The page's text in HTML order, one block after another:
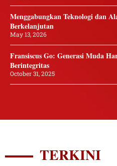
Menggabungkan Teknologi dan
Berkelanjutan
May 13, 2026
Fransiscus Go: Generasi Muda
Berintegritas
October 31, 2025
TERKINI